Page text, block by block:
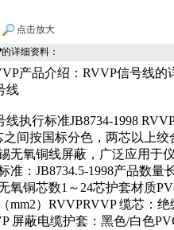
点击放大
的详细资料：
产品介绍：RVVP信号线的
线
线执行标准JB8734-1998
之间按国标分色，两芯以上
无氧铜线屏蔽，广泛应用于
准：JB8734.5-1998产品数量
氧铜芯数1～24芯护套材质
mm2）RVVPRVVP 缆芯：
屏蔽电缆护套：黑色/白色